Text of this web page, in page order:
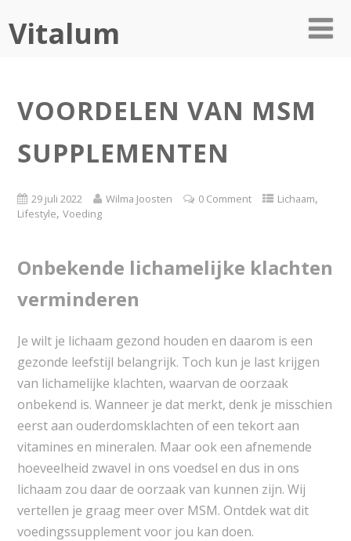
Vitalum
VOORDELEN VAN MSM
SUPPLEMENTEN
29 juli 2022 Wilma Joosten 0 Comment Lichaam,
Lifestyle, Voeding
Onbekende lichamelijke klachten
verminderen
Je wilt je lichaam gezond houden en daarom is een
gezonde leefstijl belangrijk. Toch kun je last krijgen
van lichamelijke klachten, waarvan de oorzaak
onbekend is. Wanneer je dat merkt, denk je misschien
eerst aan ouderdomsklachten of een tekort aan
vitamines en mineralen. Maar ook een afnemende
hoeveelheid zwavel in ons voedsel en dus in ons
lichaam zou daar de oorzaak van kunnen zijn. Wij
vertellen je graag meer over MSM. Ontdek wat dit
voedingssupplement voor jou kan doen.